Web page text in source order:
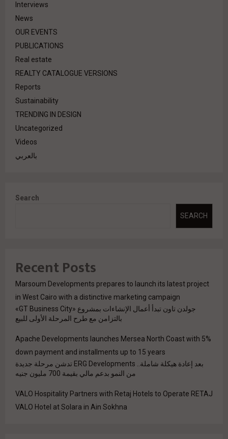
Interviews
News
OUR EVENTS
PUBLICATIONS
Real estate
REALTY CATALOGUE VERSIONS
Reports
Sustainability
TRENDING IN DESIGN
Uncategorized
Videos
بالعربي
Search
SEARCH
Recent Posts
Marsoum Developments prepares to launch its latest project
in West Cairo with a distinctive marketing campaign
جولدن تاون تبدأ أعمال الإنشاءات بمشروع «GT Business City»
بالتزامن مع طرح المرحلة الأولى للبيع
Apache Developments launches Mersea North Coast with 5%
down payment and installments up to 15 years
بعد إعادة هيكلة شاملة.. ERG Developments تدشن مرحلة جديدة
من النمو بدعم مالي بقيمة 700 مليون جنيه
VALO Hospitality Partners with Retaj Hotels to Operate RETAJ
VALO Hotel at Solara in Ain Sokhna